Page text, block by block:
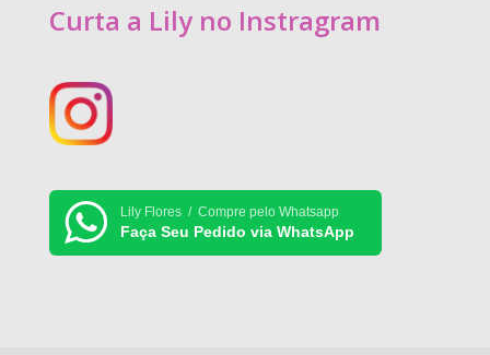
Curta a Lily no Instragram
Lily Flores / Compre pelo Whatsapp
Faça Seu Pedido via WhatsApp